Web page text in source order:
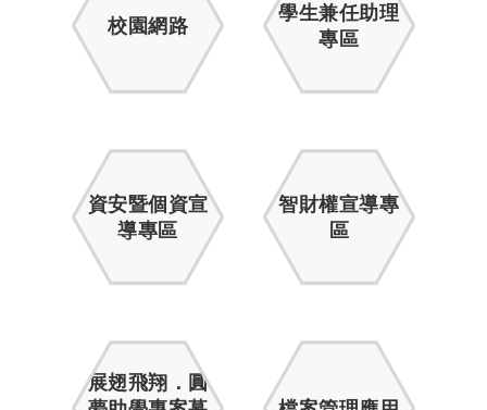
校園網路
學生兼任助理
專區
資安暨個資宣
導專區
智財權宣導專
區
展翅飛翔．圓